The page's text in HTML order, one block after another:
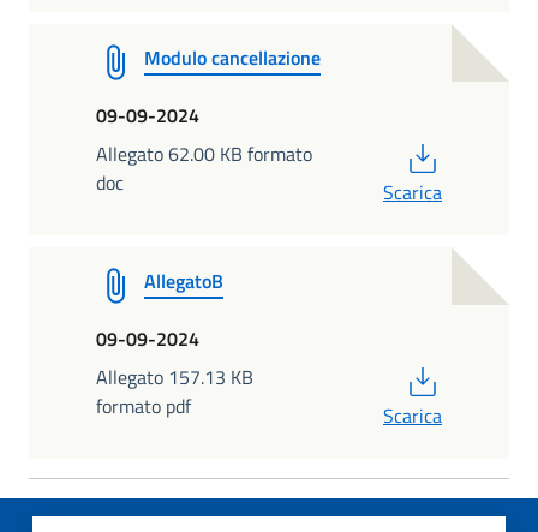
Modulo cancellazione
09-09-2024
Allegato 62.00 KB formato
doc
Scarica
AllegatoB
09-09-2024
Allegato 157.13 KB
formato pdf
Scarica